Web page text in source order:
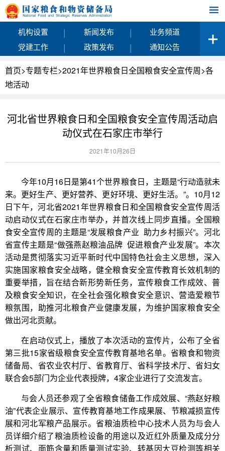
机构设置 | 新闻发布 |
业务频道
党建工作
| 政策发布 | 通知公告
首页>专题专栏>2021年世界粮食日全国粮食安全宣传周>各
地活动
河北省世界粮食日和全国粮食安全宣传周活动启
动仪式在石家庄市举行
2021年10月26日
今年10月16日是第41个世界粮食日，主题是“行动造就未
来。更好生产、更好营养、更好环境、更好生活。”。10月12
日下午，河北省2021年世界粮食日和全国粮食安全宣传周活
动启动仪式在石家庄市举办，并首次线上同步直播。全国粮
食安全宣传周的主题是“发展粮食产业 助力乡村振兴”。河北
省宣传主题是“做强燕赵粮油品牌 促进粮食产业发展”。本次
活动是贯彻落实习近平新时代中国特色社会主义思想，深入
实施国家粮食安全战略，健全粮食安全宣传教育长效机制的
重要举措，旨在结合新形势新任务，宣传粮食工作成效、普
及粮食安全知识，在全社会强化粮食安全意识、营造爱粮节
粮氛围，助推河北粮食产业健康发展，为维护国家粮食安全
做出河北贡献。
在启动仪式上，播放了本次活动的宣传片，公布了全省
第三批15家省级粮食安全宣传教育基地名单。省粮食和物资
储备局、省农业农村厅、省教育厅、省科学技术厅、省妇女
联合会5部门为企业代表授牌，4家企业进行了交流发言。
与会人员还参观了全省粮食储备工作成效展、“燕赵好粮
油”代表企业展示、宣传教育基地工作成果展、节粮减损宣传
展和河北军粮产品展示。省粮油质检中心技术人员为与会人
员详细介绍了粮油质检设备的用途以及近红外质量及成分分
析测试、面筋含量和质量测试实验、转基因大豆检测等相关